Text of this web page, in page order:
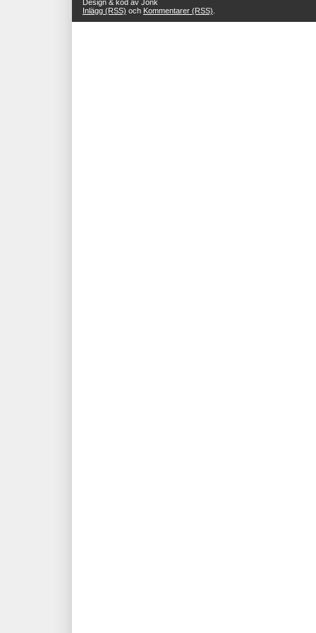
Design & kod av Jonk
Inlägg (RSS) och Kommentarer (RSS)